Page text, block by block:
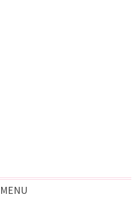
MENU